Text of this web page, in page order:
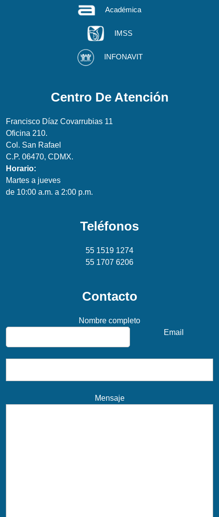
Académica
IMSS
INFONAVIT
Centro De Atención
Francisco Díaz Covarrubias 11
Oficina 210.
Col. San Rafael
C.P. 06470, CDMX.
Horario:
Martes a jueves
de 10:00 a.m. a 2:00 p.m.
Teléfonos
55 1519 1274
55 1707 6206
Contacto
Nombre completo
Email
Mensaje